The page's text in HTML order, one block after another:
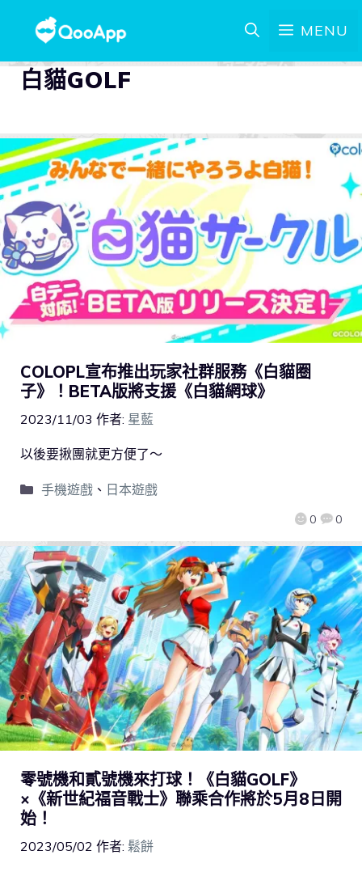
MENU
白貓GOLF
COLOPL宣布推出玩家社群服務《白貓圈
子》！BETA版將支援《白貓網球》
2023/11/03 作者: 星藍
0 0
以後要揪團就更方便了～
手機遊戲、 日本遊戲
零號機和貳號機來打球！《白貓GOLF》
×《新世紀福音戰士》聯乘合作將於5月8日開
始！
2023/05/02 作者: 鬆餅